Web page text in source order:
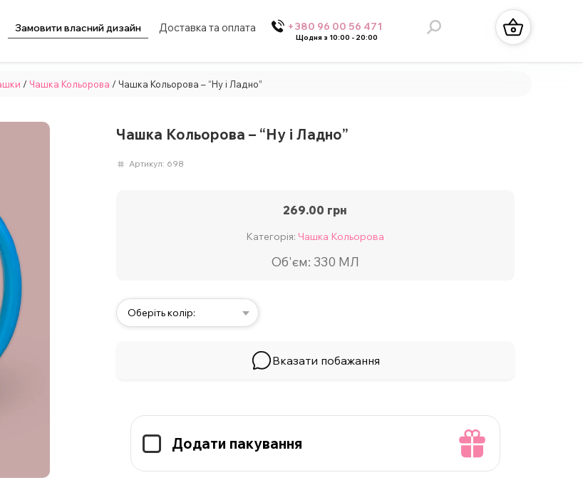
Замовити власний дизайн Доставка та оплата +380 96 00 56 471
Щодня з 10:00 - 20:00
/ Чашка Кольорова / Чашка Кольорова – “Ну і Ладно”
Чашка Кольорова – “Ну і Ладно”
Артикул: 698
269.00 грн
Категорія: Чашка Кольорова
Об'єм: 330 МЛ
Оберіть колір:
Вказати побажання
Додати пакування